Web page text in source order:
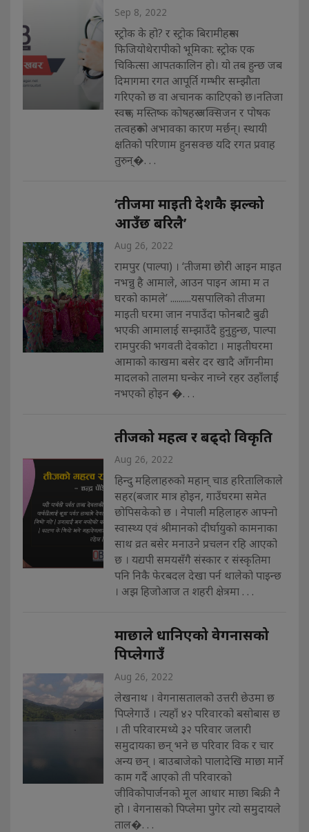
Sep 8, 2022
स्ट्रोक के हो? र स्ट्रोक बिरामीहरूमा
फिजियोथेरापीको भूमिका: स्ट्रोक एक
चिकित्सा आपतकालिन हो। यो तब हुन्छ जब
दिमागमा रगत आपूर्ति गम्भीर सम्झौता
गरिएको छ वा अचानक काटिएको छ।नतिजा
स्वरूप, मस्तिष्क कोषहरू अक्सिजन र पोषक
तत्वहरूको अभावका कारण मर्छन्। स्थायी
क्षतिको परिणाम हुनसक्छ यदि रगत प्रवाह
तुरुन्�. . .
‘तीजमा माइती देशकै झल्को
आउँछ बरिलै’
Aug 26, 2022
रामपुर (पाल्पा) । ‘तीजमा छोरी आइन माइत
नभन्नु है आमाले, आउन पाइन आमा म त
घरको कामले’ ..........यसपालिको तीजमा
माइती घरमा जान नपाउँदा फोनबाटै बुढी
भएकी आमालाई सम्झाउँदै हुनुहुन्छ, पाल्पा
रामपुरकी भगवती देवकोटा । माइतीघरमा
आमाको काखमा बसेर दर खादै आँगनीमा
मादलको तालमा घन्केर नाच्ने रहर उहाँलाई
नभएको होइन �. . .
तीजको महत्व र बढ्दो विकृति
Aug 26, 2022
हिन्दु महिलाहरुको महान् चाड हरितालिकाले
सहर(बजार मात्र होइन, गाउँघरमा समेत
छोपिसकेको छ । नेपाली महिलाहरु आफ्नो
स्वास्थ्य एवं श्रीमानको दीर्घायुको कामनाका
साथ व्रत बसेर मनाउने प्रचलन रहि आएको
छ । यद्यपी समयसँगै संस्कार र संस्कृतिमा
पनि निकै फेरबदल देखा पर्न थालेको पाइन्छ
। अझ हिजोआज त शहरी क्षेत्रमा . . .
माछाले धानिएको वेगनासको
पिप्लेगाउँ
Aug 26, 2022
लेखनाथ । वेगनासतालको उत्तरी छेउमा छ
पिप्लेगाउँ । त्यहाँ ४२ परिवारको बसोबास छ
। ती परिवारमध्ये ३२ परिवार जलारी
समुदायका छन् भने छ परिवार विक र चार
अन्य छन् । बाउबाजेको पालादेखि माछा मार्ने
काम गर्दै आएको ती परिवारको
जीविकोपार्जनको मूल आधार माछा बिक्री नै
हो । वेगनासको पिप्लेमा पुगेर त्यो समुदायले
ताल�. . .